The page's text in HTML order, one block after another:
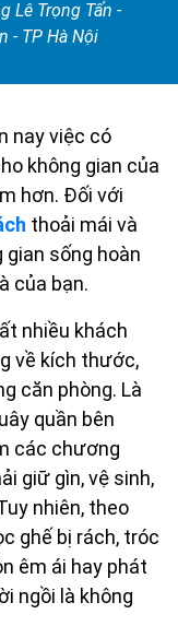
Lê Trọng Tấn -
- TP Hà Nội
nay việc có
không gian của
hơn. Đối với
thoải mái và
sống hoàn
của bạn.
nhiều khách
về kích thước,
căn phòng. Là
quần bên
các chương
giữ gìn, vệ sinh,
nhiên, theo
ghế bị rách, tróc
êm ái hay phát
ngồi là không